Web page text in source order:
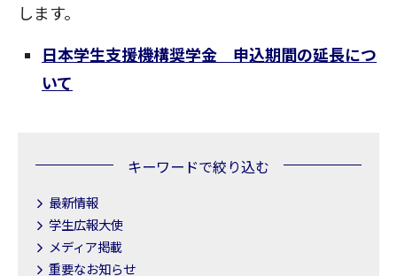
します。
日本学生支援機構奨学金 申込期間の延長につ
いて
キーワードで絞り込む
最新情報
学生広報大使
メディア掲載
重要なお知らせ